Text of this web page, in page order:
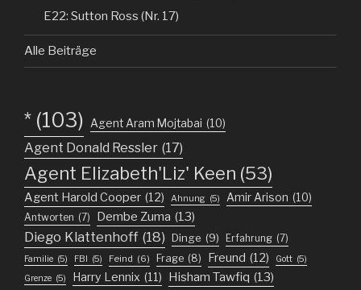
E22: Sutton Ross (Nr. 17)
Alle Beiträge
* (103) Agent Aram Mojtabai (10)
Agent Donald Ressler (17)
Agent Elizabeth'Liz' Keen (53)
Agent Harold Cooper (12) Ahnung (5) Amir Arison (10)
Antworten (7) Dembe Zuma (13)
Diego Klattenhoff (18) Dinge (9) Erfahrung (7)
Familie (5) FBI (5) Feind (6) Frage (8) Freund (12) Gott (5)
Grenze (5) Harry Lennix (11) Hisham Tawfiq (13)